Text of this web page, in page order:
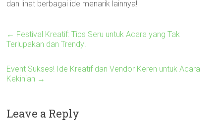
dan lihat berbagai ide menarik lainnya!
← Festival Kreatif: Tips Seru untuk Acara yang Tak
Terlupakan dan Trendy!
Event Sukses! Ide Kreatif dan Vendor Keren untuk Acara
Kekinian →
Leave a Reply